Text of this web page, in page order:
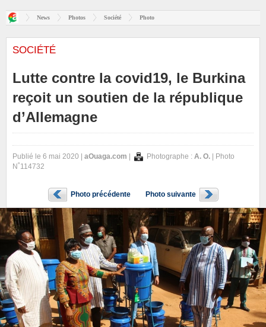
News Photos Société Photo
SOCIÉTÉ
Lutte contre la covid19, le Burkina
reçoit un soutien de la république
d’Allemagne
Publié le 6 mai 2020 | aOuaga.com Photographe : A. O. | Photo
N˚114732
Photo précédente Photo suivante